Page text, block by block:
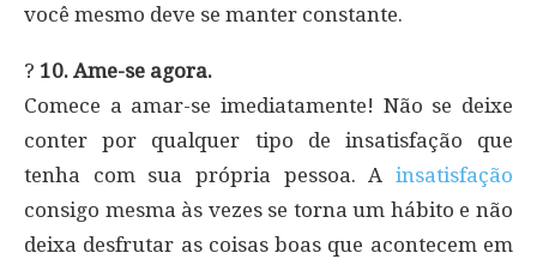
você mesmo deve se manter constante.
? 10. Ame-se agora.
Comece a amar-se imediatamente! Não se deixe
conter por qualquer tipo de insatisfação que
tenha com sua própria pessoa. A insatisfação
consigo mesma às vezes se torna um hábito e não
deixa desfrutar as coisas boas que acontecem em